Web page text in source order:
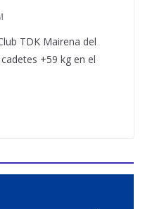
TDK Mairena del
+59 kg en el